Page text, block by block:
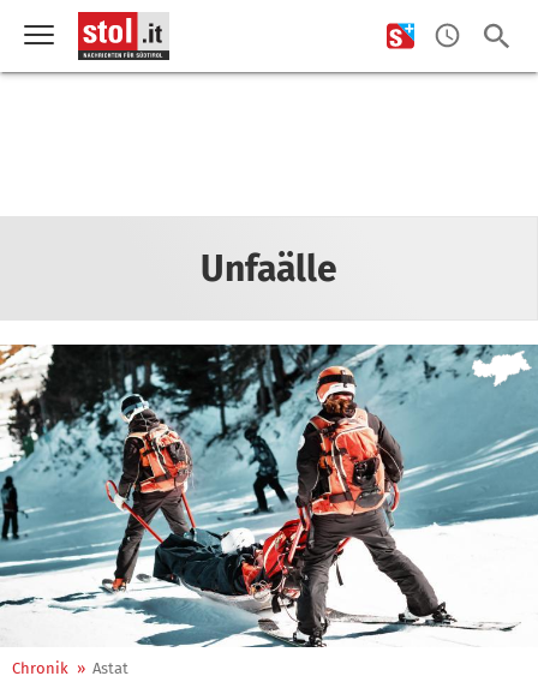
Unfaälle
Chronik » Astat